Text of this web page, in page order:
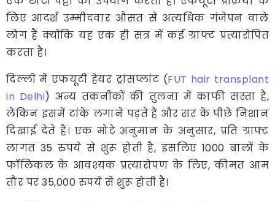
लिए आदर्श उम्मीदवार औसत से अत्यधिक गंजेपन वाले
लोग हैं क्योंकि यह एक ही सत्र में कई ग्राफ्ट प्रत्यारोपित
करता है।
दिल्ली में एफयूटी हेयर ट्रांसप्लांट (FUT hair transplant
in Delhi) अन्य तकनीकों की तुलना में काफी सस्ता है,
लेकिन इसमें टांके लगाने पड़ते हैं और सर के पीछे निशान
दिखाई देते हैं। एक मोटे अनुमान के अनुसार, प्रति ग्राफ्ट
लागत 35 रुपये से शुरू होती है, इसलिए 1000 बालों के
फॉलिकल के आवश्यक प्रत्यारोपण के लिए, कीमत आम
तौर पर 35,000 रुपये से शुरू होती है।